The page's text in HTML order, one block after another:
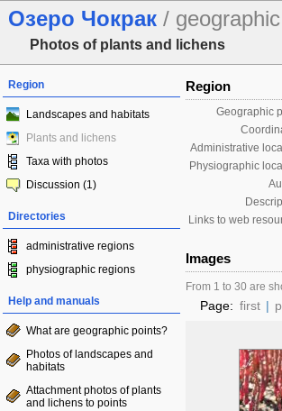
Озеро Чокрак /
Photos of plants and lichens
Region
Landscapes and habitats
Plants and lichens
Taxa with photos
Discussion (1)
Directories
administrative regions
physiographic regions
Help and manuals
What are geographic points?
Photos of landscapes and
habitats
Attachment photos of plants
and lichens to points
Region
Geographic
Administrative
Physiographic
Links to web
Images
From 1 to 30 are
Page: first |